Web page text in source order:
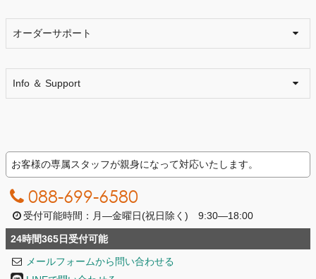
オーダーサポート
Info ＆ Support
お客様の専属スタッフが親身になって対応いたします。
088-699-6580
受付可能時間：月―金曜日(祝日除く) 9:30―18:00
24時間365日受付可能
メールフォームから問い合わせる